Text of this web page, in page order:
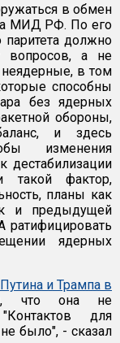
в обмен
МИД РФ. По его
паритета должно
вопросов, а не
неядерные, в том
способны
без ядерных
обороны,
и здесь
изменения
дестабилизации
такой фактор,
планы как
и предыдущей
ядерных
и Трампа в
что она не
"Контактов для
было", - сказал